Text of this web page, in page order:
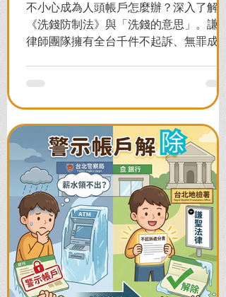
不小心成為人頭帳戶怎麼辦？深入了解
《洗錢防制法》與「洗錢的意思」。謙聖
律師團隊擁有全台千件不起訴、無罪成功